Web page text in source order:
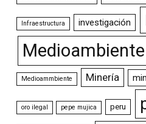
Infraestructura investigación
Medioambiente
Medioammbiente Minería
oro ilegal pepe mujica peru